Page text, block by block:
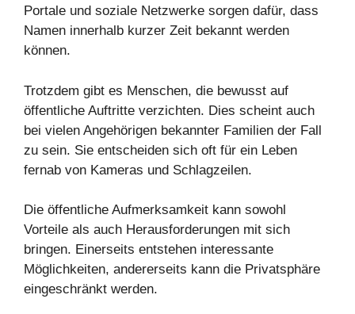
Portale und soziale Netzwerke sorgen dafür, dass
Namen innerhalb kurzer Zeit bekannt werden
können.
Trotzdem gibt es Menschen, die bewusst auf
öffentliche Auftritte verzichten. Dies scheint auch
bei vielen Angehörigen bekannter Familien der Fall
zu sein. Sie entscheiden sich oft für ein Leben
fernab von Kameras und Schlagzeilen.
Die öffentliche Aufmerksamkeit kann sowohl
Vorteile als auch Herausforderungen mit sich
bringen. Einerseits entstehen interessante
Möglichkeiten, andererseits kann die Privatsphäre
eingeschränkt werden.